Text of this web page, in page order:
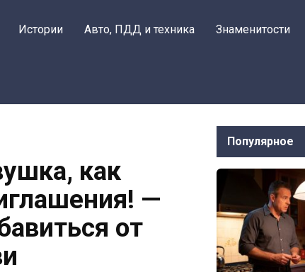
Истории Авто, ПДД и техника Знаменитости
как
—
от
Популярное